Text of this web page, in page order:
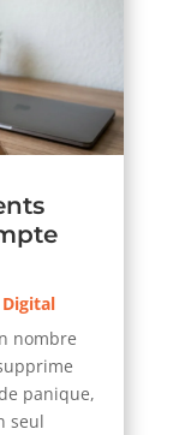
nombre
panique,
seul